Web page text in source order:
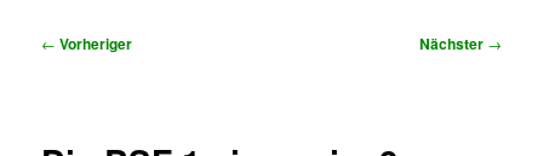
Beitragsnavigation
← Vorheriger Nächster →